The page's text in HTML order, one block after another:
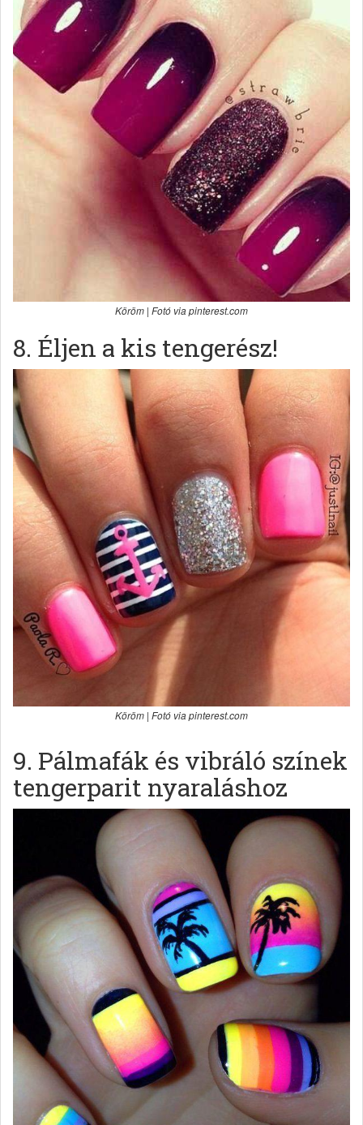
Köröm | Fotó via pinterest.com
8. Éljen a kis tengerész!
Köröm | Fotó via pinterest.com
9. Pálmafák és vibráló színek
tengerparit nyaraláshoz